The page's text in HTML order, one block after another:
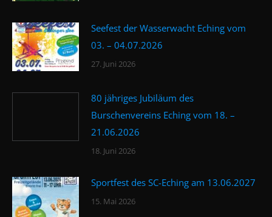
Seefest der Wasserwacht Eching vom
03. – 04.07.2026
27. Juni 2026
80 jähriges Jubiläum des
Burschenvereins Eching vom 18. –
21.06.2026
18. Juni 2026
Sportfest des SC-Eching am 13.06.2027
15. Mai 2026